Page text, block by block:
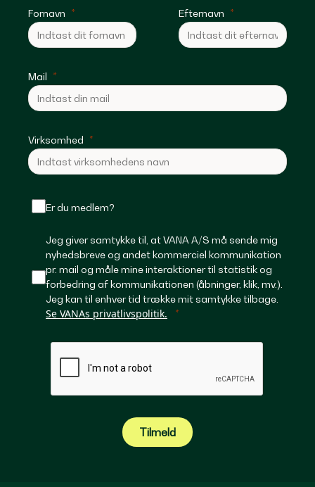
Fornavn Efternavn
Mail
Virksomhed
Er du medlem?
Jeg giver samtykke til, at VANA A/S må sende mig
nyhedsbreve og andet kommerciel kommunikation
pr. mail og måle mine interaktioner til statistik og
forbedring af kommunikationen (åbninger, klik, mv.).
Jeg kan til enhver tid trække mit samtykke tilbage.
Se VANAs privatlivspolitik.
Tilmeld